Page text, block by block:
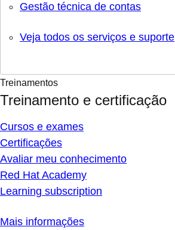
Gestão técnica de contas
Veja todos os serviços e suporte
Treinamentos
Treinamento e certificação
Cursos e exames
Certificações
Avaliar meu conhecimento
Red Hat Academy
Learning subscription
Mais informações